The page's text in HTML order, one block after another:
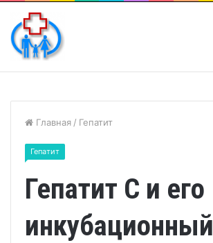
Главная / Гепатит
Гепатит
Гепатит С и его
инкубационный